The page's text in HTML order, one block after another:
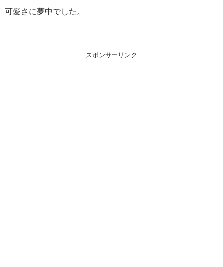
可愛さに夢中でした。
スポンサーリンク